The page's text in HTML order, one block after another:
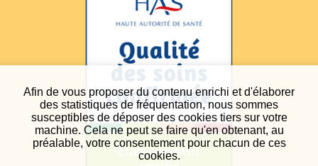
Afin de vous proposer du contenu enrichi et d'élaborer
des statistiques de fréquentation, nous sommes
susceptibles de déposer des cookies tiers sur votre
machine. Cela ne peut se faire qu'en obtenant, au
préalable, votre consentement pour chacun de ces
cookies.